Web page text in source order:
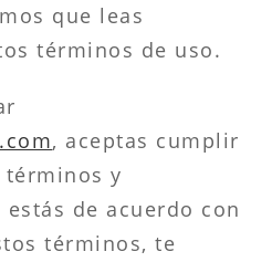
que leas
términos de uso.
, aceptas cumplir
y
de acuerdo con
términos, te